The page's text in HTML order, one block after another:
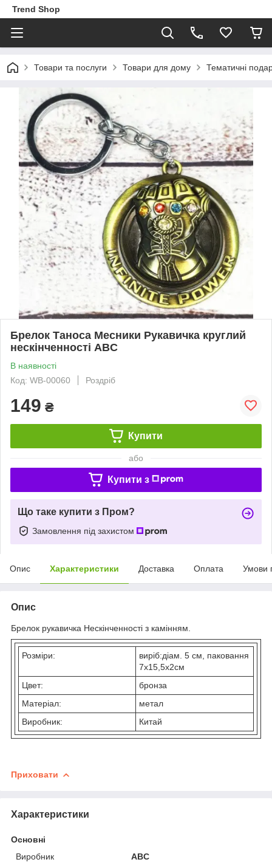
Trend Shop
Товари та послуги Товари для дому Тематичні
Брелок Таноса Месники Рукавичка круглий
нескінченності ABC
В наявності
Код: WB-00060
Роздріб
149 ₴
Купити
або
Купити з
Що таке купити з Пром?
Замовлення під захистом
Опис Характеристики Доставка Оплата Умови
Опис
Брелок рукавичка Нескінченності з камінням.
Розміри:
виріб:діам. 5 см, паковання
7х15,5х2см
Цвет:
бронза
Матеріал:
метал
Виробник:
Китай
Приховати
Характеристики
Основні
Виробник
ABC